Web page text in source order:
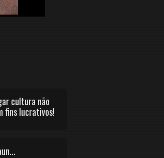
cultura não
fins lucrativos!